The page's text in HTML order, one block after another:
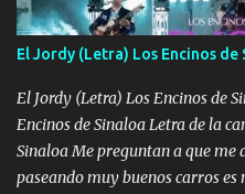
que tu me escuchas porque tu
llega para reunirme contigo, tu
serás mi niño, del amor que yo te
El Jordy (Letra) Los Encinos de
El Jordy (Letra) Los Encinos de
Encinos de Sinaloa Letra de la
Sinaloa Me preguntan a que me
paseando muy buenos carros